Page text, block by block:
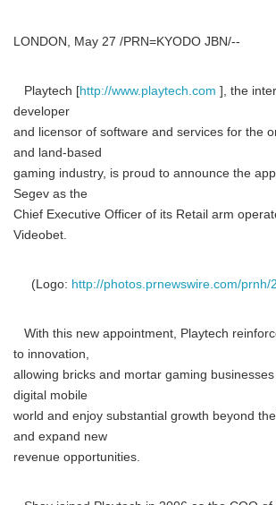
LONDON, May 27 /PRN=KYODO JBN/--
Playtech [http://www.playtech.com ], the
developer
and licensor of software and services for the
and land-based
gaming industry, is proud to announce the
Segev as the
Chief Executive Officer of its Retail arm
Videobet.
(Logo: http://photos.prnewswire.com/prnh/
With this new appointment, Playtech
to innovation,
allowing bricks and mortar gaming
digital mobile
world and enjoy substantial growth beyond
and expand new
revenue opportunities.